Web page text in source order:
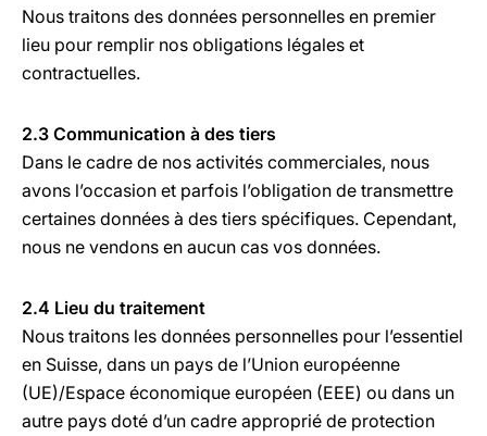
Nous traitons des données personnelles en premier
lieu pour remplir nos obligations légales et
contractuelles.
2.3 Communication à des tiers
Dans le cadre de nos activités commerciales, nous
avons l’occasion et parfois l’obligation de transmettre
certaines données à des tiers spécifiques. Cependant,
nous ne vendons en aucun cas vos données.
2.4 Lieu du traitement
Nous traitons les données personnelles pour l’essentiel
en Suisse, dans un pays de l’Union européenne
(UE)/Espace économique européen (EEE) ou dans un
autre pays doté d’un cadre approprié de protection